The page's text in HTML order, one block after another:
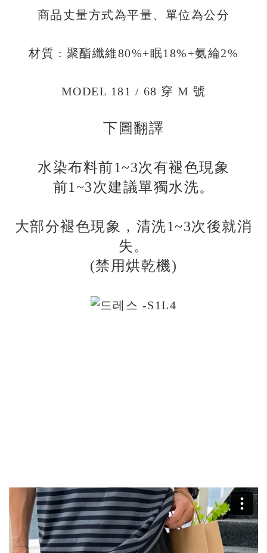
商品丈量方式為平量、單位為公分
材質 : 聚酯纖維80%+眠18%+氨綸2%
MODEL 181 / 68 穿 M 號
下圖翻譯
水染布料前1~3次有褪色現象
前1~3次建議單獨水洗。
大部分褪色現象，清洗1~3次後就消
失。
(禁用烘乾機)